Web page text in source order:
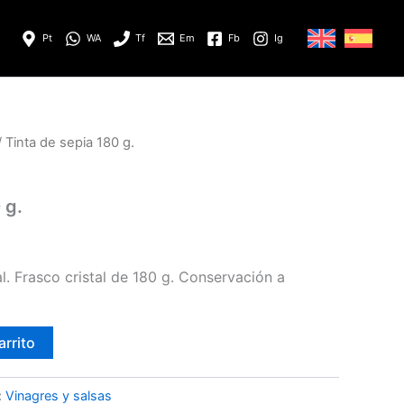
Pt WA Tf Em Fb Ig
Tinta de sepia 180 g.
g.
Frasco cristal de 180 g. Conservación a
Vinagres y salsas